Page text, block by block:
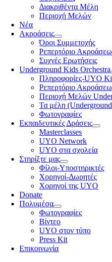
Διακριθέντα Μέλη
Περιοχή Μελών
Νέα
Ακροάσεις
Όροι Συμμετοχής
Ρεπερτόριο
Συχνές Ερωτήσεις
Underground Kids Orchestra
Πληροφορίες-UYO
Ρεπερτόριο
Περιοχή Μελών
Τα μέλη
Φωτογραφίες
Εκπαιδευτικές Δράσεις
Masterclasses
UYO Network
UYO στα σχολεία
Στηρίξτε μας
Φίλοι-Υποστηρικτές
Χορηγοί-Δωρητές
Χορηγοί της UYO
Donate
Πολυμέσα
Φωτογραφίες
Βίντεο
UYO στον τύπο
Press Kit
Επικοινωνία